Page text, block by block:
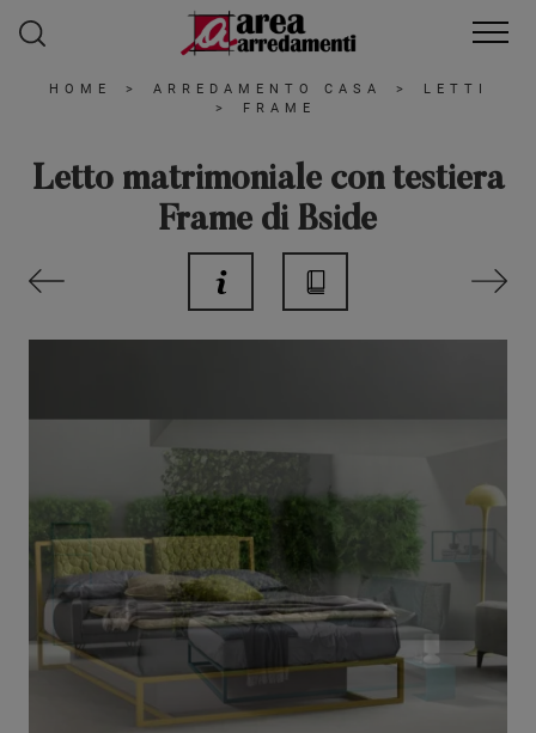
HOME > ARREDAMENTO CASA >
LETTI
>
FRAME
Letto matrimoniale con testiera
Frame di Bside